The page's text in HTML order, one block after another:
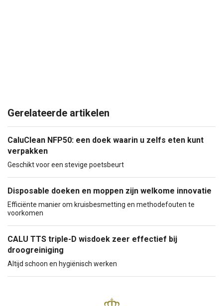
Gerelateerde artikelen
CaluClean NFP50: een doek waarin u zelfs eten kunt
verpakken
Geschikt voor een stevige poetsbeurt
Disposable doeken en moppen zijn welkome innovatie
Efficiënte manier om kruisbesmetting en methodefouten te
voorkomen
CALU TTS triple-D wisdoek zeer effectief bij
droogreiniging
Altijd schoon en hygiënisch werken